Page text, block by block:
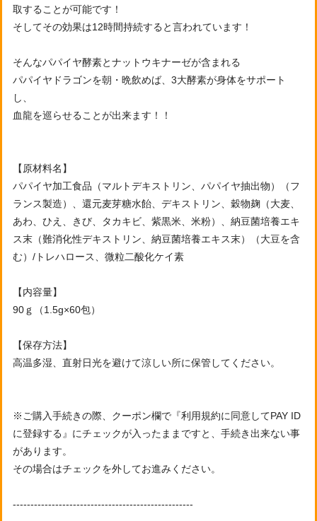
取することが可能です！
そしてその効果は12時間持続すると言われています！
そんなパパイヤ酵素とナットウキナーゼが含まれる
パパイヤドラゴンを朝・晩飲めば、3大酵素が身体をサポート
し、
血龍を巡らせることが出来ます！！
【原材料名】
パパイヤ加工食品（マルトデキストリン、パパイヤ抽出物）（フ
ランス製造）、還元麦芽糖水飴、デキストリン、穀物麹（大麦、
あわ、ひえ、きび、タカキビ、紫黒米、米粉）、納豆菌培養エキ
ス末（難消化性デキストリン、納豆菌培養エキス末）（大豆を含
む）/トレハロース、微粒二酸化ケイ素
【内容量】
90ｇ（1.5g×60包）
【保存方法】
高温多湿、直射日光を避けて涼しい所に保管してください。
※ご購入手続きの際、クーポン欄で『利用規約に同意してPAY ID
に登録する』にチェックが入ったままですと、手続き出来ない事
があります。
その場合はチェックを外してお進みください。
---------------------------------------------------